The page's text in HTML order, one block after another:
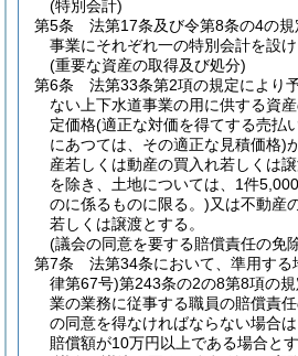
(特別会計)
第5条
法第17条及び令第8条の4の
事業にそれぞれ一の特別会計を設け
(重要な資産の取得及び処分)
第6条
法第33条第2項の規定により
ない上下水道事業の用に供する資
定価格(適正な対価を得てする売払
にあつては、その適正な見積価格)
産若しくは動産の買入れ若しくは
を除き、土地については、1件
のに係るものに限る。)又は不動産
若しくは譲渡とする。
(議会の同意を要する賠償責任の免
第7条
法第34条において、準用する
律第67号)第243条の2の8第8項の
業の業務に従事する職員の賠償責
の同意を得なければならない場合
賠償額が10万円以上である場合とす